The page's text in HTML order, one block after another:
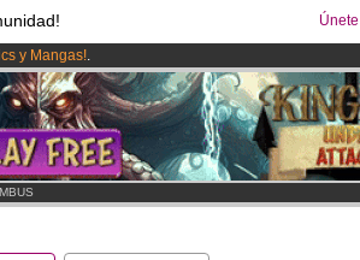
y Mangas!.
!.
Hazte Premium ya